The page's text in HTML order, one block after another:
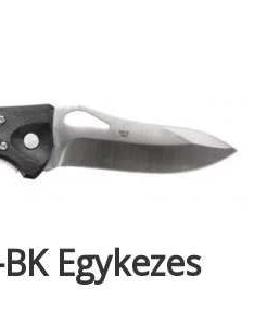
Egykezes